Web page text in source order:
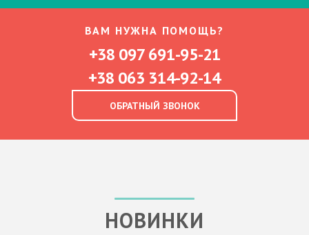
ВАМ НУЖНА ПОМОЩЬ?
+38 097 691-95-21
+38 063 314-92-14
ОБРАТНЫЙ ЗВОНОК
НОВИНКИ